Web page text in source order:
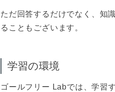
ただ回答するだけでなく、知
ることもございます。
学習の環境
ゴールフリー Labでは、学習